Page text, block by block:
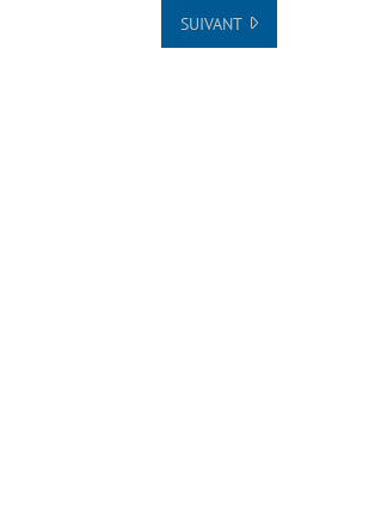
SUIVANT